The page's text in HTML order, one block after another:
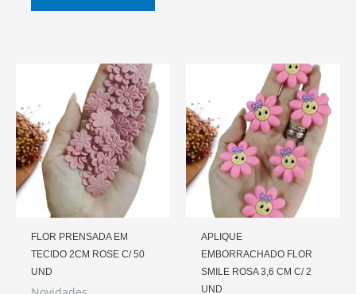
FLOR PRENSADA EM
TECIDO 2CM ROSE C/ 50
UND
APLIQUE
EMBORRACHADO FLOR
SMILE ROSA 3,6 CM C/ 2
UND